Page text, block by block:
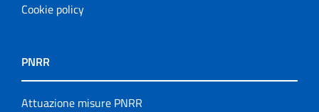
Cookie policy
PNRR
Attuazione misure PNRR